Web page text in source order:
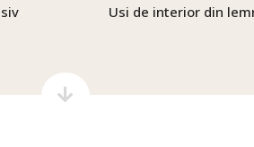
Usi de interior din